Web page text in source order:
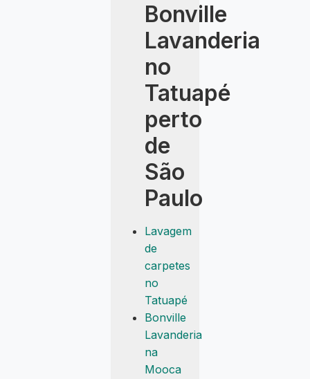
Bonville
Lavanderia
no
Tatuapé
perto
de
São
Paulo
Lavagem
de
carpetes
no
Tatuapé
Bonville
Lavanderia
na
Mooca